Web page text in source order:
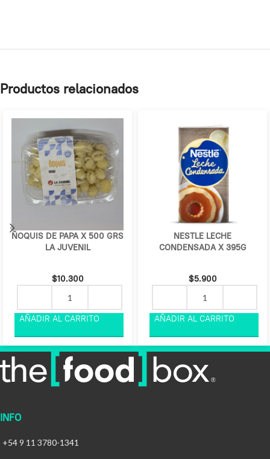
Productos relacionados
ÑOQUIS DE PAPA X 500 GRS
LA JUVENIL
$10.300
NESTLE LECHE
CONDENSADA X 395G
$5.900
INFO
+54 9 11 3780-1341